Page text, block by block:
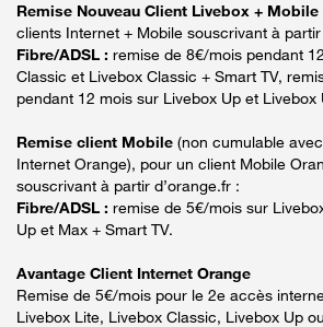
Remise Nouveau Client Livebox + Mobile
clients Internet + Mobile souscrivant à partir
Fibre/ADSL : remise de 8€/mois pendant
Classic et Livebox Classic + Smart TV,
pendant 12 mois sur Livebox Up et Livebox
Remise client Mobile (non cumulable
Internet Orange), pour un client Mobile
souscrivant à partir d’orange.fr :
Fibre/ADSL : remise de 5€/mois sur
Up et Max + Smart TV.
Avantage Client Internet Orange
Remise de 5€/mois pour le 2e accès
Livebox Lite, Livebox Classic, Livebox Up